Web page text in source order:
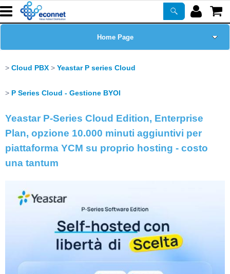
Home Page
Prodotti
Corsi
ASSISTENZA
PROMO ATTIVE
Cloud PBX Yeastar P series Cloud
P Series Cloud - Gestione BYOI
Yeastar P-Series Cloud Edition, Enterprise
Plan, opzione 10.000 minuti aggiuntivi per
piattaforma YCM su proprio hosting - costo
una tantum